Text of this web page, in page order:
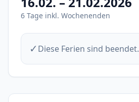
6 Tage inkl. Wochenenden
✓ Diese Ferien sind beendet.